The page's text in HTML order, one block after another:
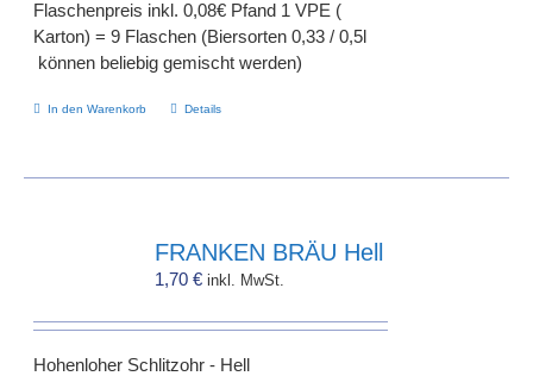
Flaschenpreis inkl. 0,08€ Pfand 1 VPE (
Karton) = 9 Flaschen (Biersorten 0,33 / 0,5l
können beliebig gemischt werden)
In den Warenkorb Details
FRANKEN BRÄU Hell
1,70€ inkl. MwSt.
Hohenloher Schlitzohr - Hell